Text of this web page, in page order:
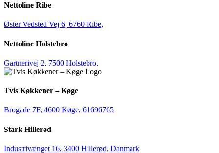
Nettoline Ribe
Øster Vedsted Vej 6, 6760 Ribe,
Nettoline Holstebro
Gartnerivej 2, 7500 Holstebro,
Tvis Køkkener – Køge
Brogade 7F, 4600 Køge, 61696765
Stark Hillerød
Industrivænget 16, 3400 Hillerød, Danmark